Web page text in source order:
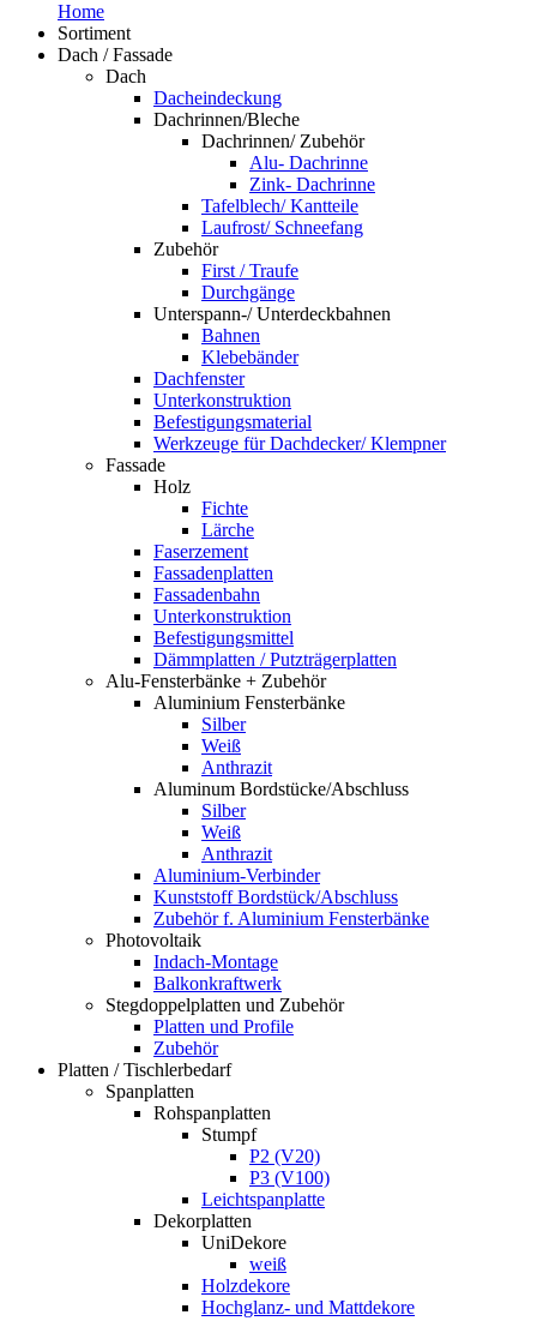
Home
Sortiment
Dach / Fassade
Dach
Dacheindeckung
Dachrinnen/Bleche
Dachrinnen/ Zubehör
Alu- Dachrinne
Zink- Dachrinne
Tafelblech/ Kantteile
Laufrost/ Schneefang
Zubehör
First / Traufe
Durchgänge
Unterspann-/ Unterdeckbahnen
Bahnen
Klebebänder
Dachfenster
Unterkonstruktion
Befestigungsmaterial
Werkzeuge für Dachdecker/ Klempner
Fassade
Holz
Fichte
Lärche
Faserzement
Fassadenplatten
Fassadenbahn
Unterkonstruktion
Befestigungsmittel
Dämmplatten / Putzträgerplatten
Alu-Fensterbänke + Zubehör
Aluminium Fensterbänke
Silber
Weiß
Anthrazit
Aluminum Bordstücke/Abschluss
Silber
Weiß
Anthrazit
Aluminium-Verbinder
Kunststoff Bordstück/Abschluss
Zubehör f. Aluminium Fensterbänke
Photovoltaik
Indach-Montage
Balkonkraftwerk
Stegdoppelplatten und Zubehör
Platten und Profile
Zubehör
Platten / Tischlerbedarf
Spanplatten
Rohspanplatten
Stumpf
P2 (V20)
P3 (V100)
Leichtspanplatte
Dekorplatten
UniDekore
weiß
Holzdekore
Hochglanz- und Mattdekore